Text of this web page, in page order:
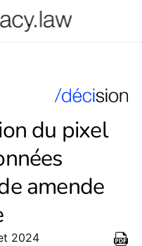
du pixel
amende
2024